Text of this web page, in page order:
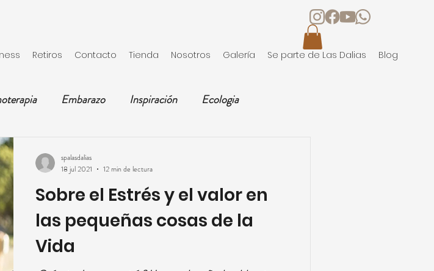
Retiros Contacto Tienda Nosotros Galería Se parte de Las Dalias Blog
Embarazo Inspiración Ecologia
Parto
Yoga
Sobre el Estrés y el valor en
las pequeñas cosas de la
Vida
spalasdalias
18 jul 2021
12 min de lectura